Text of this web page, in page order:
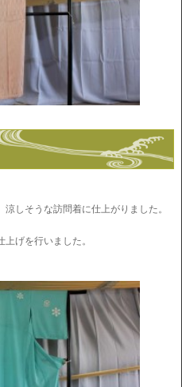
しそうな訪問着に仕上がりました。
げを行いました。